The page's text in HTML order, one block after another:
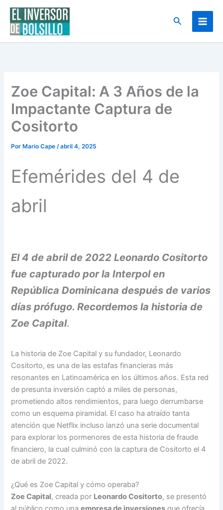
contenido
Buscar
Zoe Capital: A 3 Años de la
Impactante Captura de
Cositorto
Por Mario Cape/abril 4, 2025
Efemérides del 4 de
abril
El 4 de abril de 2022 Leonardo Cositorto
fue capturado por la Interpol en
República Dominicana después de varios
días prófugo. Recordemos la historia de
Zoe Capital.
La historia de Zoe Capital y su fundador, Leonardo
Cositorto, es una de las estafas financieras más
resonantes en Latinoamérica en los últimos años. Esta red
de presunta inversión captó a miles de personas,
prometiendo altos rendimientos, para luego derrumbarse
como un esquema piramidal. El caso ha atraído tanta
atención que Netflix incluso lanzó una serie documental
para explorar los pormenores de esta historia de fraude
financiero, la cual culminó con la captura de Cositorto el 4
de abril de 2022.
¿Qué es Zoe Capital y cómo operaba?
Zoe Capital, creada por Leonardo Cositorto, se presentó